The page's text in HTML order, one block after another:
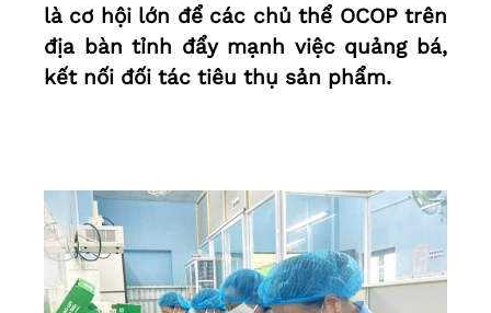
là cơ hội lớn để các chủ thể OCOP trên
địa bàn tỉnh đẩy mạnh việc quảng bá,
kết nối đối tác tiêu thụ sản phẩm.